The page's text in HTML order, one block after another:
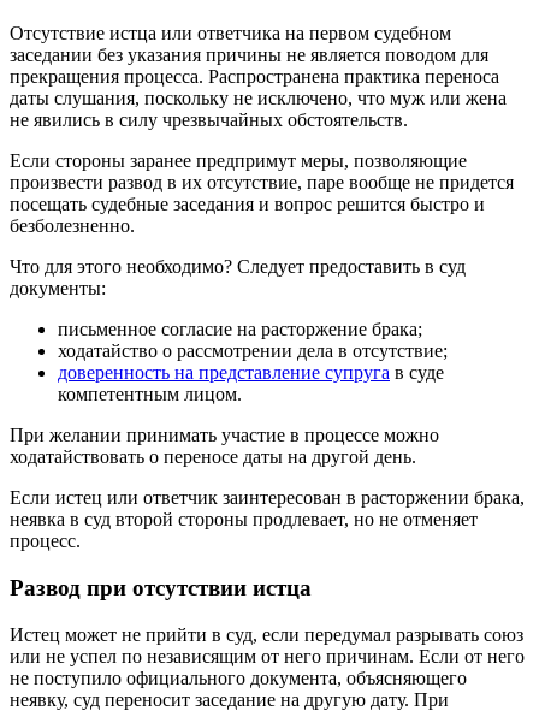
Отсутствие истца или ответчика на первом судебном
заседании без указания причины не является поводом для
прекращения процесса. Распространена практика переноса
даты слушания, поскольку не исключено, что муж или жена
не явились в силу чрезвычайных обстоятельств.
Если стороны заранее предпримут меры, позволяющие
произвести развод в их отсутствие, паре вообще не придется
посещать судебные заседания и вопрос решится быстро и
безболезненно.
Что для этого необходимо? Следует предоставить в суд
документы:
письменное согласие на расторжение брака;
ходатайство о рассмотрении дела в отсутствие;
доверенность на представление супруга в суде
компетентным лицом.
При желании принимать участие в процессе можно
ходатайствовать о переносе даты на другой день.
Если истец или ответчик заинтересован в расторжении брака,
неявка в суд второй стороны продлевает, но не отменяет
процесс.
Развод при отсутствии истца
Истец может не прийти в суд, если передумал разрывать союз
или не успел по независящим от него причинам. Если от него
не поступило официального документа, объясняющего
неявку, суд переносит заседание на другую дату. При